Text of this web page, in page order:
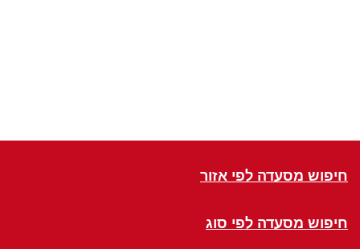
חיפוש מסעדה לפי אזור
חיפוש מסעדה לפי סוג